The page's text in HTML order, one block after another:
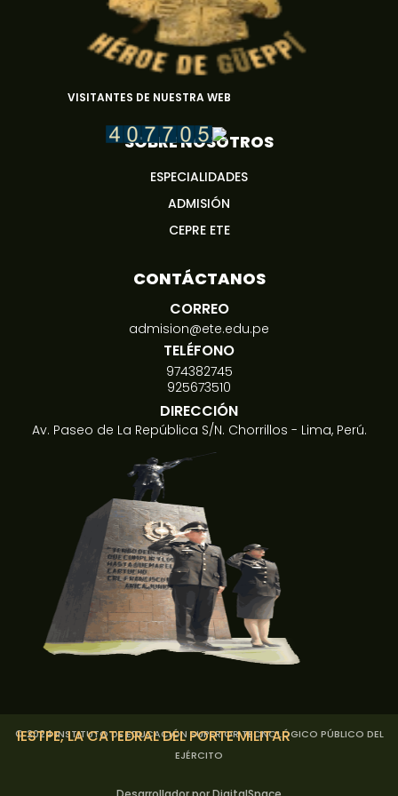
VISITANTES DE NUESTRA WEB
IESTPE, LA CATEDRAL DEL PORTE MILITAR
SOBRE NOSOTROS
ESPECIALIDADES
ADMISIÓN
CEPRE ETE
CONTÁCTANOS
CORREO
admision@ete.edu.pe
TELÉFONO
974382745
925673510
DIRECCIÓN
Av. Paseo de La República S/N. Chorrillos - Lima, Perú.
© 2024 INSTITUTO DE EDUCACIÓN SUPERIOR TECNOLÓGICO PÚBLICO DEL
EJÉRCITO